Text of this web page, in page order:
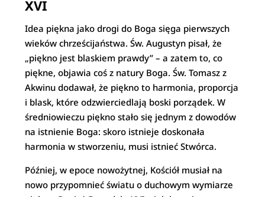
XVI
Idea piękna jako drogi do Boga sięga pierwszych
wieków chrześcijaństwa. Św. Augustyn pisał, że
„piękno jest blaskiem prawdy” – a zatem to, co
piękne, objawia coś z natury Boga. Św. Tomasz z
Akwinu dodawał, że piękno to harmonia, proporcja
i blask, które odzwierciedlają boski porządek. W
średniowieczu piękno stało się jednym z dowodów
na istnienie Boga: skoro istnieje doskonała
harmonia w stworzeniu, musi istnieć Stwórca.
Później, w epoce nowożytnej, Kościół musiał na
nowo przypomnieć światu o duchowym wymiarze